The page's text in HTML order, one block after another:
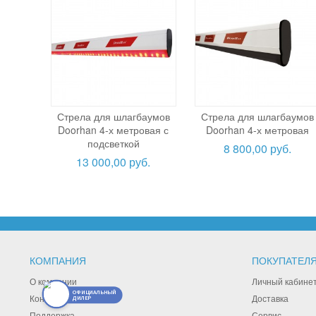
Стрела для шлагбаумов
Doorhan 4-х метровая с
подсветкой
13 000,00 руб.
Стрела для шлагбаумов
Doorhan 4-х метровая
8 800,00 руб.
КОМПАНИЯ
О компании
Контакты
Личный
Доставка
ОФИЦИАЛЬНЫЙ
ДИЛЕР